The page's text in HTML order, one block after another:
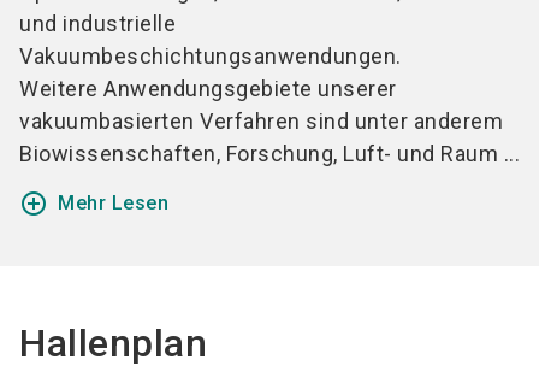
und industrielle
Vakuumbeschichtungsanwendungen.
Weitere Anwendungsgebiete unserer
vakuumbasierten Verfahren sind unter anderem
Biowissenschaften, Forschung, Luft- und Raum ...
add_circle_outline Mehr Lesen
Hallenplan